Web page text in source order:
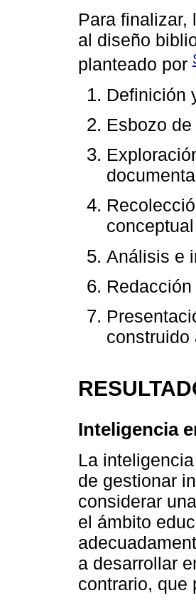
Para finalizar,
al diseño
planteado por
Definición
Esbozo
Análisis e
construido
Inteligencia
La
de gestionar
considerar
el ámbito
a desarrollar
contrario, que